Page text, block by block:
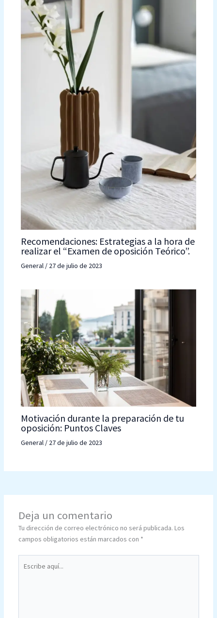
Recomendaciones: Estrategias a la hora de
realizar el “Examen de oposición Teórico”.
General/ 27 de julio de 2023
Motivación durante la preparación de tu
oposición: Puntos Claves
General/ 27 de julio de 2023
Deja un comentario
Tu dirección de correo electrónico no será publicada. Los
campos obligatorios están marcados con *
aquí...